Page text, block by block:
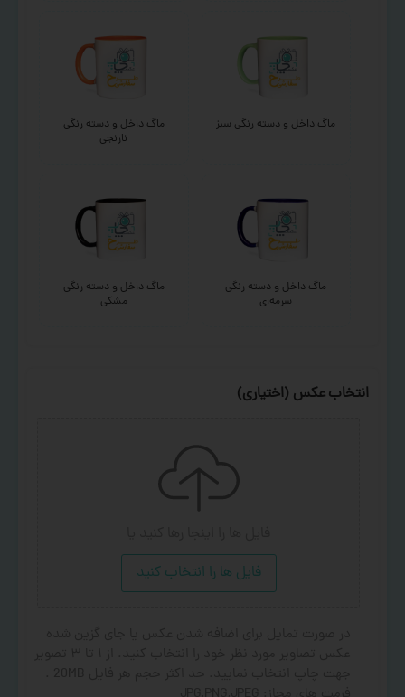
ماگ داخل و دسته رنگی سبز
ماگ داخل و دسته رنگی
نارنجی
ماگ داخل و دسته رنگی
سرمه‌ای
ماگ داخل و دسته رنگی
مشکی
انتخاب عکس (اختیاری)
فایل ها را انتخاب کنید